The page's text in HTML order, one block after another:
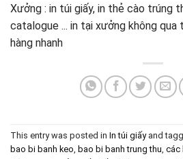
Xưởng : in túi giấy, in thẻ cào trúng
catalogue ... in tại xưởng không qua
hàng nhanh
This entry was posted in In túi giấyand
bao bi banh keo, bao bi banh trung thu, các